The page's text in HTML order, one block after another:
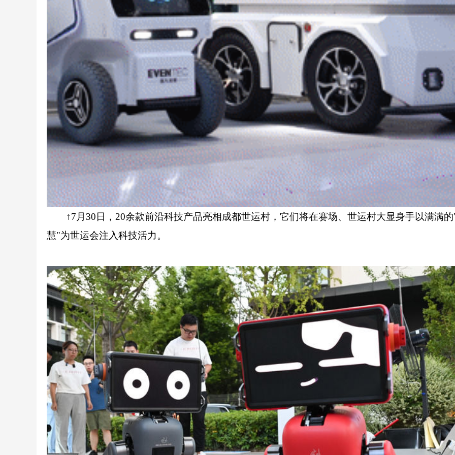
↑7月30日，20余款前沿科技产品亮相成都世运村，它们将在赛场、世运村大显身手以满满
慧"为世运会注入科技活力。